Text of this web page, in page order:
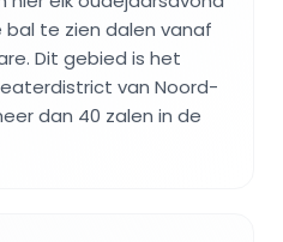
te zien dalen vanaf
Dit gebied is het
van Noord-
dan 40 zalen in de